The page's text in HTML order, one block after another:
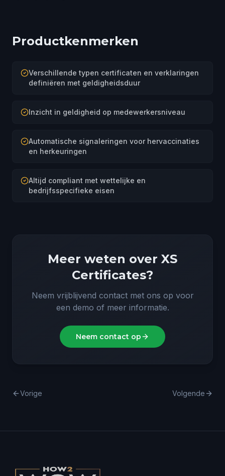
Productkenmerken
Verschillende typen certificaten en verklaringen
definiëren met geldigheidsduur
Inzicht in geldigheid op medewerkersniveau
Automatische signaleringen voor hervaccinaties
en herkeuringen
Altijd compliant met wettelijke en
bedrijfsspecifieke eisen
Meer weten over XS
Certificates?
Neem vrijblijvend contact met ons op voor
een demo of meer informatie.
Neem contact op
Vorige Volgende